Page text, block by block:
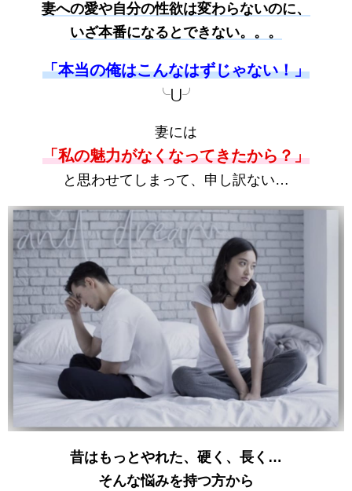
妻への愛や自分の性欲は変わらないのに、
いざ本番になるとできない。。。
「本当の俺はこんなはずじゃない！」
╰⋃╯
妻には
「私の魅力がなくなってきたから？」
と思わせてしまって、申し訳ない…
昔はもっとやれた、硬く、長く…
そんな悩みを持つ方から